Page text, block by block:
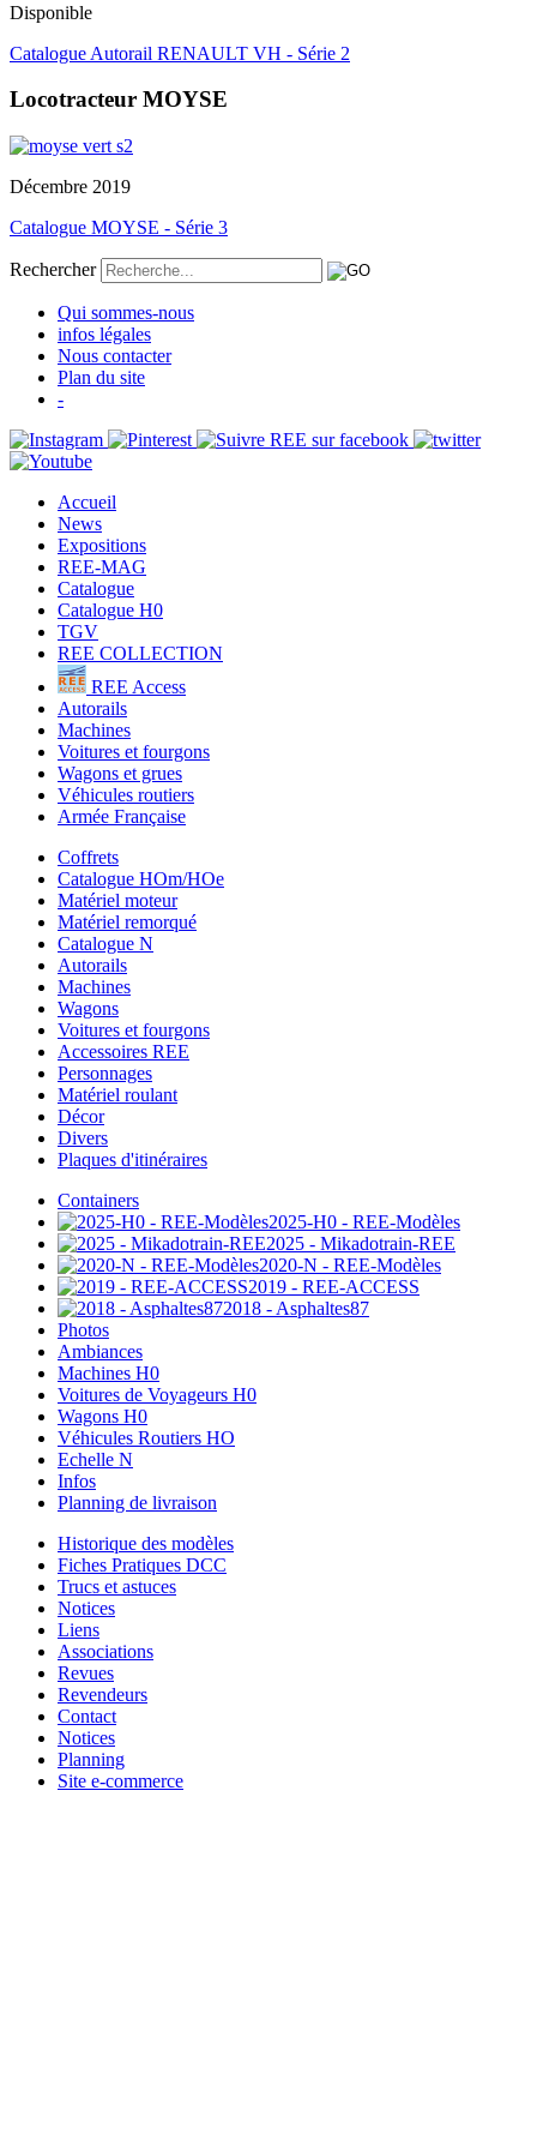
Disponible
Catalogue Autorail RENAULT VH - Série 2
Locotracteur MOYSE
Décembre 2019
Catalogue MOYSE - Série 3
Rechercher
Qui sommes-nous
infos légales
Nous contacter
Plan du site
-
Accueil
News
Expositions
REE-MAG
Catalogue
Catalogue H0
TGV
REE COLLECTION
REE Access
Autorails
Machines
Voitures et fourgons
Wagons et grues
Véhicules routiers
Armée Française
Coffrets
Catalogue HOm/HOe
Matériel moteur
Matériel remorqué
Catalogue N
Autorails
Machines
Wagons
Voitures et fourgons
Accessoires REE
Personnages
Matériel roulant
Décor
Divers
Plaques d'itinéraires
Containers
2025-H0 - REE-Modèles
2025 - Mikadotrain-REE
2020-N - REE-Modèles
2019 - REE-ACCESS
2018 - Asphaltes87
Photos
Ambiances
Machines H0
Voitures de Voyageurs H0
Wagons H0
Véhicules Routiers HO
Echelle N
Infos
Planning de livraison
Historique des modèles
Fiches Pratiques DCC
Trucs et astuces
Notices
Liens
Associations
Revues
Revendeurs
Contact
Notices
Planning
Site e-commerce